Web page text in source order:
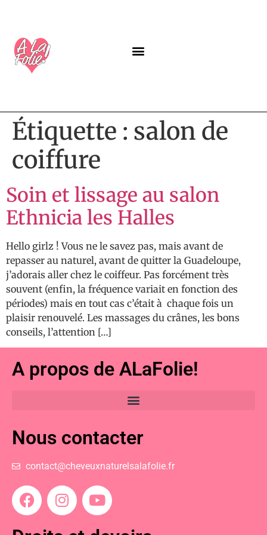
Étiquette : salon de
coiffure
Soin et lissage au salon
Ethnicia les Halles
Hello girlz ! Vous ne le savez pas, mais avant de
repasser au naturel, avant de quitter la Guadeloupe,
j’adorais aller chez le coiffeur. Pas forcément très
souvent (enfin, la fréquence variait en fonction des
périodes) mais en tout cas c’était à chaque fois un
plaisir renouvelé. Les massages du crânes, les bons
conseils, l’attention […]
A propos de ALaFolie!
Nous contacter
contact@cheveuxnaturelsalafolie.fr